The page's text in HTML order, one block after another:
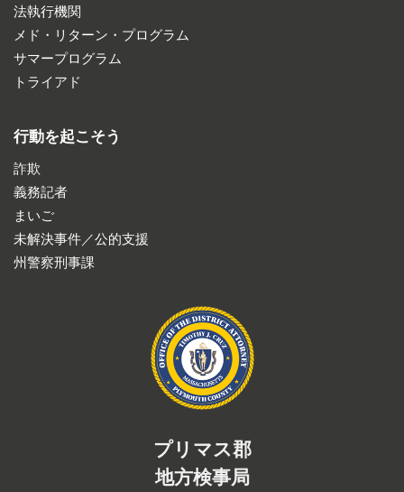
法執行機関
メド・リターン・プログラム
サマープログラム
トライアド
行動を起こそう
詐欺
義務記者
まいご
未解決事件／公的支援
州警察刑事課
プリマス郡
地方検事局